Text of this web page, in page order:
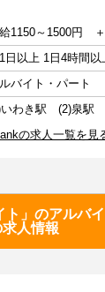
1150～1500円
日以上 1日4時間以
バイト・パート
いわき駅 (2)泉駅
の求人一覧を見
ト」のアルバ
求人情報